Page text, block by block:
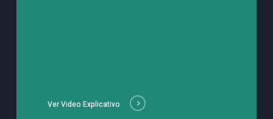
Ver Video Explicativo